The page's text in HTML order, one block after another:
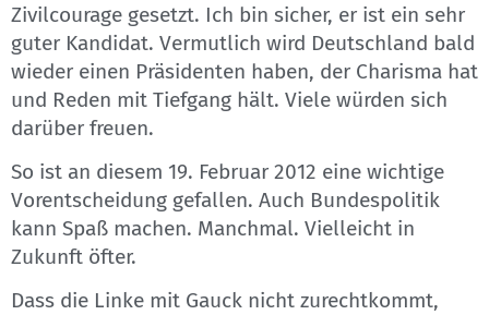
Zivilcourage gesetzt. Ich bin sicher, er ist ein sehr
guter Kandidat. Vermutlich wird Deutschland bald
wieder einen Präsidenten haben, der Charisma hat
und Reden mit Tiefgang hält. Viele würden sich
darüber freuen.
So ist an diesem 19. Februar 2012 eine wichtige
Vorentscheidung gefallen. Auch Bundespolitik
kann Spaß machen. Manchmal. Vielleicht in
Zukunft öfter.
Dass die Linke mit Gauck nicht zurechtkommt,